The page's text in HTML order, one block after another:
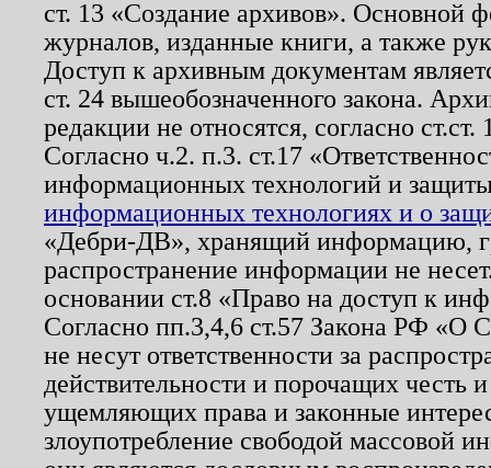
ст. 13 «Создание архивов». Основной
журналов, изданные книги, а также
Доступ к архивным документам
ст. 24 вышеобозначенного закона.
редакции не относятся, согласно
Согласно ч.2. п.3. ст.17
информационных технологий и
информационных технологиях и о
«Дебри-ДВ», хранящий информацию,
распространение информации не
основании ст.8 «Право на доступ к
Согласно пп.3,4,6 ст.57 Закона РФ «О
не несут ответственности за
действительности и порочащих честь
ущемляющих права и законные
злоупотребление свободой массовой